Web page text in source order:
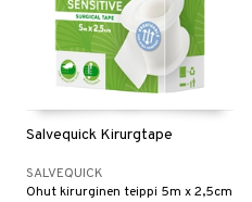
Salvequick Kirurgtape
SALVEQUICK
Ohut kirurginen teippi 5m x 2,5cm